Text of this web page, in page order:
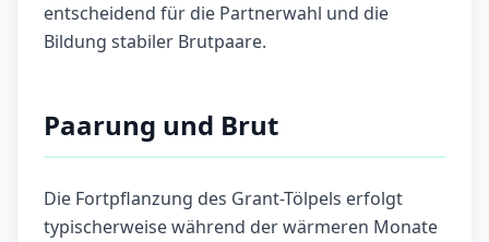
entscheidend für die Partnerwahl und die
Bildung stabiler Brutpaare.
Paarung und Brut
Die Fortpflanzung des Grant-Tölpels erfolgt
typischerweise während der wärmeren Monate